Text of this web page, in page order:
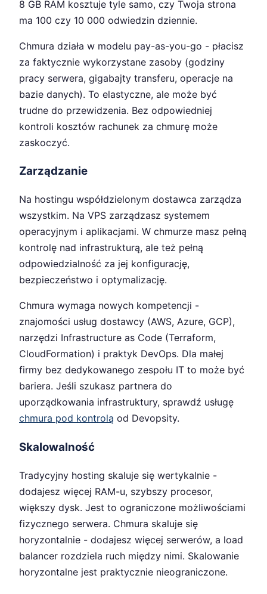
8 GB RAM kosztuje tyle samo, czy Twoja strona
ma 100 czy 10 000 odwiedzin dziennie.
Chmura działa w modelu pay-as-you-go - płacisz
za faktycznie wykorzystane zasoby (godziny
pracy serwera, gigabajty transferu, operacje na
bazie danych). To elastyczne, ale może być
trudne do przewidzenia. Bez odpowiedniej
kontroli kosztów rachunek za chmurę może
zaskoczyć.
Zarządzanie
Na hostingu współdzielonym dostawca zarządza
wszystkim. Na VPS zarządzasz systemem
operacyjnym i aplikacjami. W chmurze masz pełną
kontrolę nad infrastrukturą, ale też pełną
odpowiedzialność za jej konfigurację,
bezpieczeństwo i optymalizację.
Chmura wymaga nowych kompetencji -
znajomości usług dostawcy (AWS, Azure, GCP),
narzędzi Infrastructure as Code (Terraform,
CloudFormation) i praktyk DevOps. Dla małej
firmy bez dedykowanego zespołu IT to może być
bariera. Jeśli szukasz partnera do
uporządkowania infrastruktury, sprawdź usługę
chmura pod kontrolą od Devopsity.
Skalowalność
Tradycyjny hosting skaluje się wertykalnie -
dodajesz więcej RAM-u, szybszy procesor,
większy dysk. Jest to ograniczone możliwościami
fizycznego serwera. Chmura skaluje się
horyzontalnie - dodajesz więcej serwerów, a load
balancer rozdziela ruch między nimi. Skalowanie
horyzontalne jest praktycznie nieograniczone.